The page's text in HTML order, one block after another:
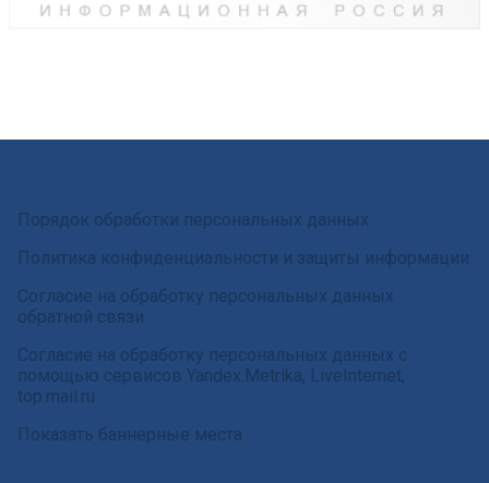
Порядок обработки персональных данных
Политика конфиденциальности и защиты информации
Согласие на обработку персональных данных
обратной связи
Согласие на обработку персональных данных с
помощью сервисов Yandex.Metrika, LiveInternet,
top.mail.ru
Показать баннерные места